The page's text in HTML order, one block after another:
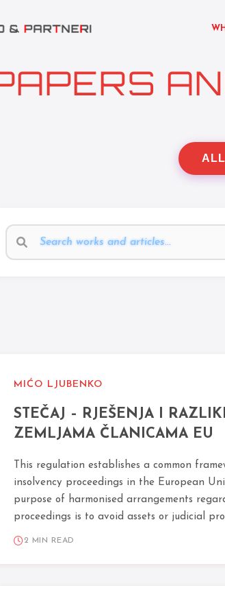
ALL
MIĆO LJUBENKO
STEČAJ – RJEŠENJA I
ZEMLJAMA ČLANICAMA EU
This regulation establishes a common
insolvency proceedings in the European
purpose of harmonised arrangements
proceedings is to avoid assets or judicial
2 MIN READ